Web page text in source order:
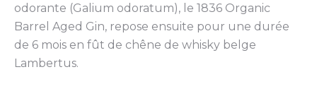
odorante (Galium odoratum), le 1836 Organic
Barrel Aged Gin, repose ensuite pour une durée
de 6 mois en fût de chêne de whisky belge
Lambertus.